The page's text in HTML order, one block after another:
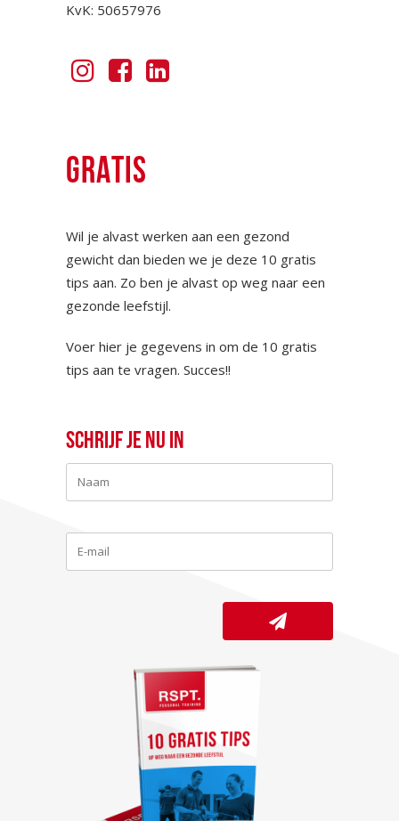
KvK: 50657976
GRATIS
Wil je alvast werken aan een gezond
gewicht dan bieden we je deze 10 gratis
tips aan. Zo ben je alvast op weg naar een
gezonde leefstijl.
Voer hier je gegevens in om de 10 gratis
tips aan te vragen. Succes!!
Schrijf je nu in